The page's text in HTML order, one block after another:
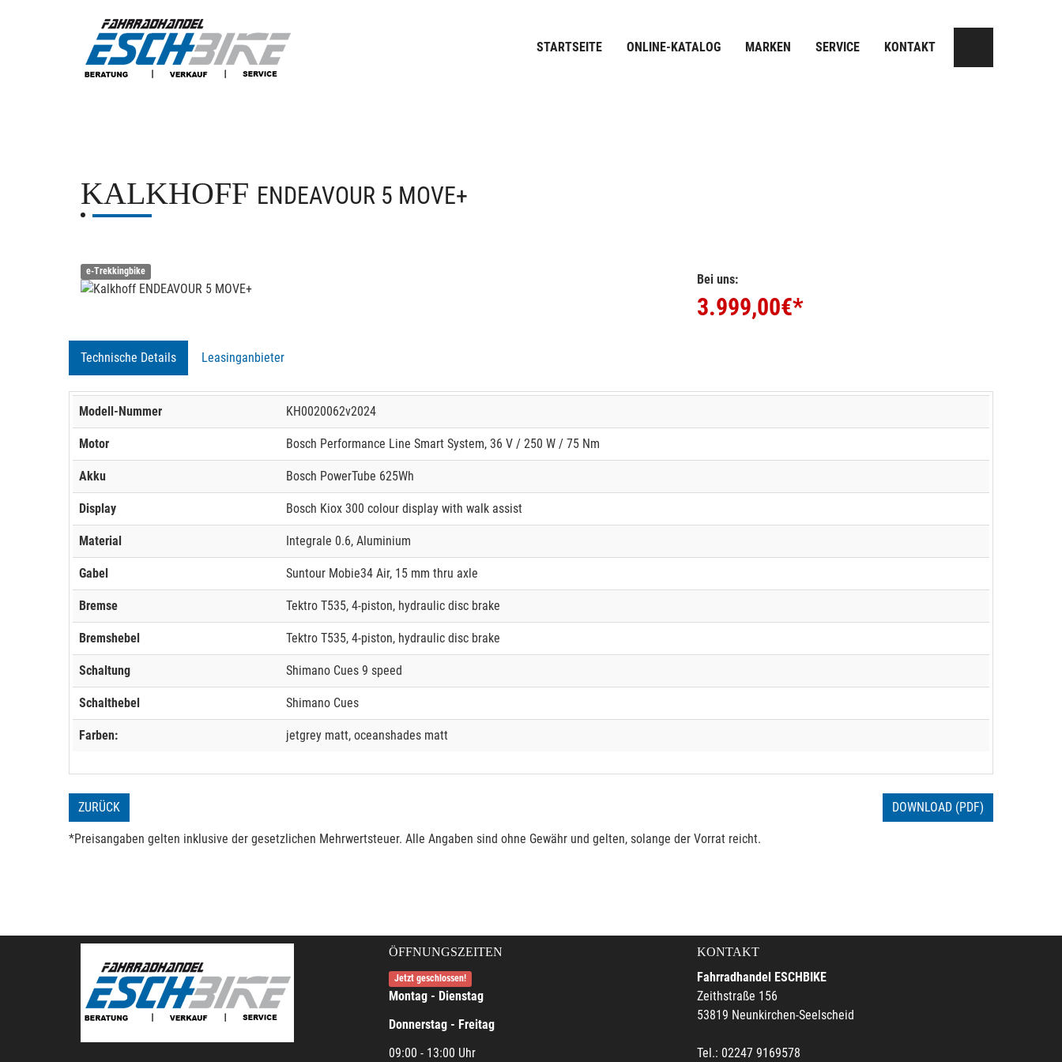
STARTSEITE ONLINE-KATALOG MARKEN SERVICE KONTAKT
KALKHOFF ENDEAVOUR 5 MOVE+
e-Trekkingbike
Bei uns:
3.999,00€*
Technische Details Leasinganbieter
Modell-Nummer KH0020062v2024
Motor Bosch Performance Line Smart System, 36 V / 250 W / 75 Nm
Akku Bosch PowerTube 625Wh
Display Bosch Kiox 300 colour display with walk assist
Material Integrale 0.6, Aluminium
Gabel Suntour Mobie34 Air, 15 mm thru axle
Bremse Tektro T535, 4-piston, hydraulic disc brake
Bremshebel Tektro T535, 4-piston, hydraulic disc brake
Schaltung Shimano Cues 9 speed
Schalthebel Shimano Cues
Farben: jetgrey matt, oceanshades matt
ZURÜCK DOWNLOAD (PDF)
*Preisangaben gelten inklusive der gesetzlichen Mehrwertsteuer. Alle Angaben sind ohne Gewähr und gelten, solange der Vorrat reicht.
ÖFFNUNGSZEITEN
Jetzt geschlossen!
Montag - Dienstag
Donnerstag - Freitag
09:00 - 13:00 Uhr
KONTAKT
Fahrradhandel ESCHBIKE
Zeithstraße 156
53819 Neunkirchen-Seelscheid
Tel.: 02247 9169578